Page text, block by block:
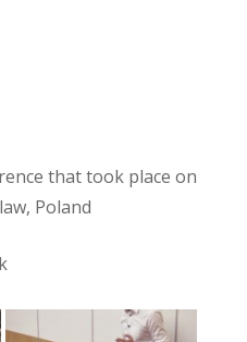
that took place on
Poland